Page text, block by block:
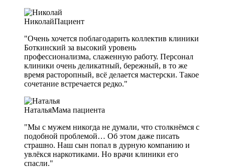
НиколайПациент
"Очень хочется поблагодарить коллектив клиники
Боткинский за высокий уровень
профессионализма, слаженную работу. Персонал
клиники очень деликатный, бережный, в то же
время расторопный, всё делается мастерски. Такое
сочетание встречается редко."
НатальяМама пациента
"Мы с мужем никогда не думали, что столкнёмся с
подобной проблемой… Об этом даже писать
страшно. Наш сын попал в дурную компанию и
увлёкся наркотиками. Но врачи клиники его
спасли."